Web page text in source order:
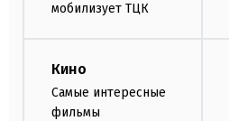
мобилизует ТЦК
Кино
Самые интересные
фильмы